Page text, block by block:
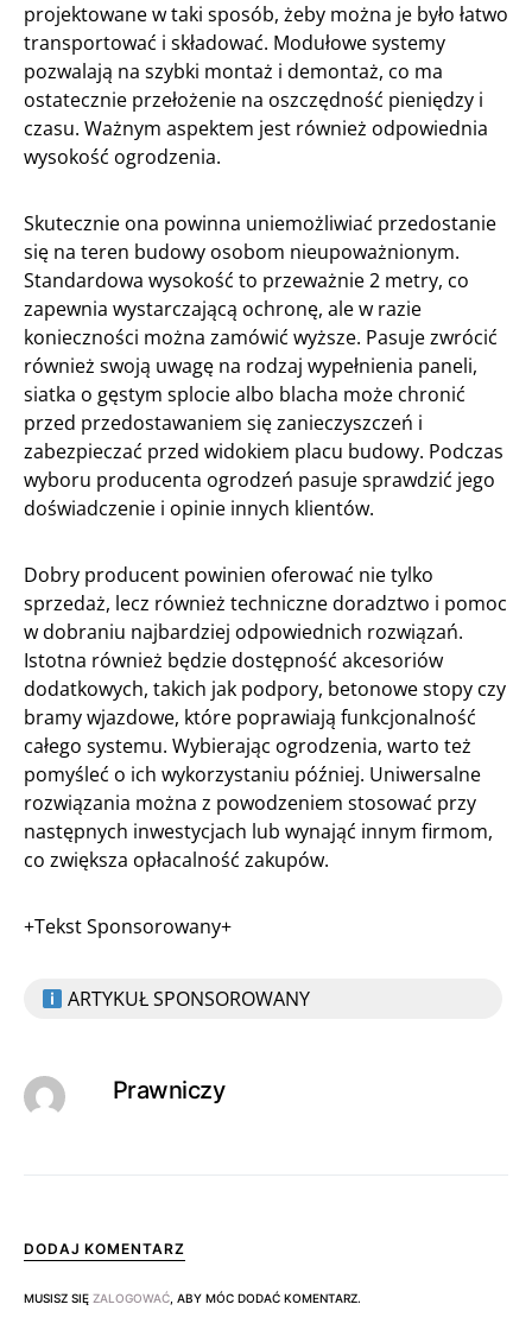
projektowane w taki sposób, żeby można je było łatwo
transportować i składować. Modułowe systemy
pozwalają na szybki montaż i demontaż, co ma
ostatecznie przełożenie na oszczędność pieniędzy i
czasu. Ważnym aspektem jest również odpowiednia
wysokość ogrodzenia.
Skutecznie ona powinna uniemożliwiać przedostanie
się na teren budowy osobom nieupoważnionym.
Standardowa wysokość to przeważnie 2 metry, co
zapewnia wystarczającą ochronę, ale w razie
konieczności można zamówić wyższe. Pasuje zwrócić
również swoją uwagę na rodzaj wypełnienia paneli,
siatka o gęstym splocie albo blacha może chronić
przed przedostawaniem się zanieczyszczeń i
zabezpieczać przed widokiem placu budowy. Podczas
wyboru producenta ogrodzeń pasuje sprawdzić jego
doświadczenie i opinie innych klientów.
Dobry producent powinien oferować nie tylko
sprzedaż, lecz również techniczne doradztwo i pomoc
w dobraniu najbardziej odpowiednich rozwiązań.
Istotna również będzie dostępność akcesoriów
dodatkowych, takich jak podpory, betonowe stopy czy
bramy wjazdowe, które poprawiają funkcjonalność
całego systemu. Wybierając ogrodzenia, warto też
pomyśleć o ich wykorzystaniu później. Uniwersalne
rozwiązania można z powodzeniem stosować przy
następnych inwestycjach lub wynająć innym firmom,
co zwiększa opłacalność zakupów.
+Tekst Sponsorowany+
ARTYKUŁ SPONSOROWANY
Prawniczy
DODAJ KOMENTARZ
MUSISZ SIĘ ZALOGOWAĆ , ABY MÓC DODAĆ KOMENTARZ.